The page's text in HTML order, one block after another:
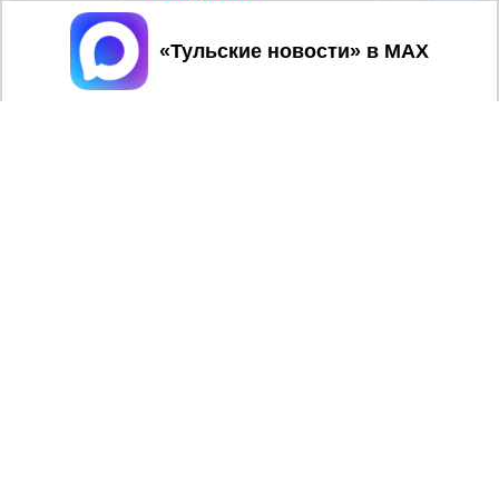
Принять